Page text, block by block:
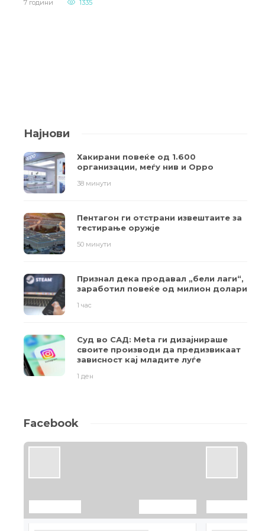
7 години 1335
Најнови
Хакирани повеќе од 1.600
организации, меѓу нив и Oppo
38 минути
Пентагон ги отстрани извештаите за
тестирање оружје
50 минути
Признал дека продавал „бели лаги“,
заработил повеќе од милион долари
1 час
Суд во САД: Meta ги дизајнираше
своите производи да предизвикаат
зависност кај младите луѓе
1 ден
Facebook